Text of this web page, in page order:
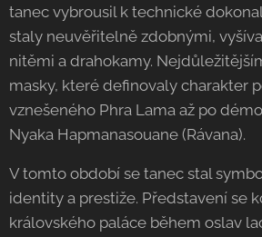
tanec vybrousil k technické
staly neuvěřitelně zdobnými,
nitěmi a drahokamy.
masky, které definovaly charakter
vznešeného Phra Lama až po
Nyaka Hapmanasouane (Rávana).
V tomto období se tanec stal
identity a prestiže. Představení se
královského paláce během oslav